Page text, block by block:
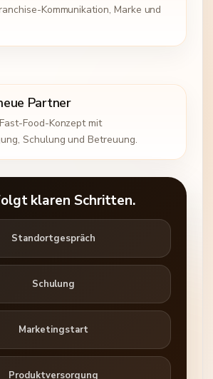
Kommunikation, Marke und
Partner
Food-Konzept mit
Schulung und Betreuung.
klaren Schritten.
Standortgespräch
Schulung
Marketingstart
Produktversorgung